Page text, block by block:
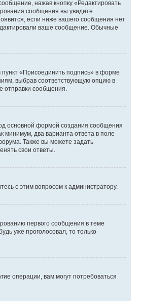
нажав кнопку «Редактировать
сообщения вы увидите
если ниже вашего сообщения нет
ваше сообщение. Обычные
«Присоединить подпись» в форме
выбрав соответствующую опцию в
отправки сообщения.
основной формой создания сообщения
минимум, два варианта ответа в поле
Также вы можете задать
свои ответы.
с этим вопросом к администратору.
первого сообщения в теме
уже проголосовал, то только
операции, вам могут потребоваться